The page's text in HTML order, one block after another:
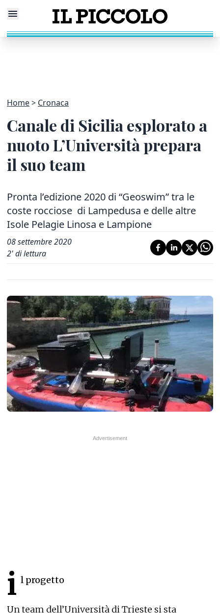
Home Cronaca
Canale di Sicilia esplorato a
nuoto L’Università prepara
il suo team
Pronta l’edizione 2020 di “Geoswim” tra le
coste rocciose di Lampedusa e delle altre
Isole Pelagie Linosa e Lampione
08 settembre 2020
2' di lettura
i l progetto
Un team dell’Università di Trieste si sta